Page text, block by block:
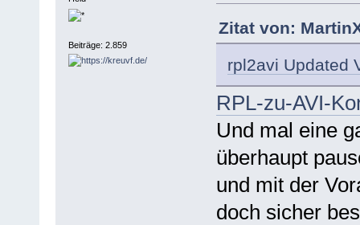
Beiträge: 2.859
Zitat von:
rpl2avi Updated
RPL-zu-AVI-
Und mal eine
überhaupt
und mit der
doch sicher